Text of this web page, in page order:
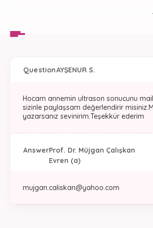
QuestionAYŞENUR S.
Hocam annemin ultrason sonucunu
sizinle paylaşsam değerlendirir
yazarsanız sevinirim.Teşekkür ederim
AnswerProf. Dr. Müjgan Çalışkan
Evren (a)
mujgan.caliskan@yahoo.com